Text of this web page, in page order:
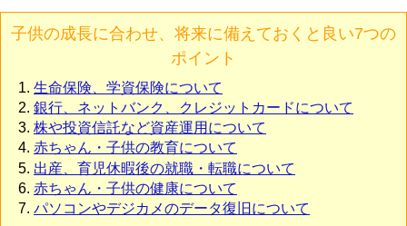
子供の成長に合わせ、将来に備えておくと良い7つの
ポイント
生命保険、学資保険について
銀行、ネットバンク、クレジットカードについて
株や投資信託など資産運用について
赤ちゃん・子供の教育について
出産、育児休暇後の就職・転職について
赤ちゃん・子供の健康について
パソコンやデジカメのデータ復旧について